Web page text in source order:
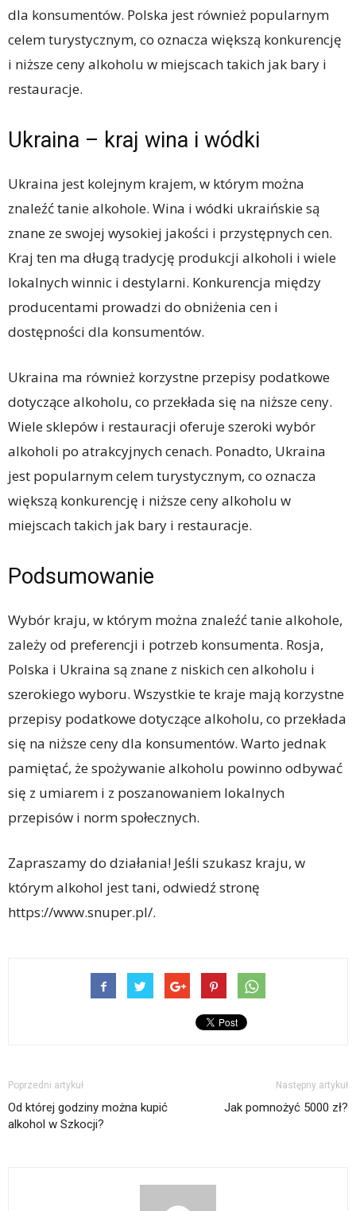
dla konsumentów. Polska jest również popularnym
celem turystycznym, co oznacza większą konkurencję
i niższe ceny alkoholu w miejscach takich jak bary i
restauracje.
Ukraina – kraj wina i wódki
Ukraina jest kolejnym krajem, w którym można
znaleźć tanie alkohole. Wina i wódki ukraińskie są
znane ze swojej wysokiej jakości i przystępnych cen.
Kraj ten ma długą tradycję produkcji alkoholi i wiele
lokalnych winnic i destylarni. Konkurencja między
producentami prowadzi do obniżenia cen i
dostępności dla konsumentów.
Ukraina ma również korzystne przepisy podatkowe
dotyczące alkoholu, co przekłada się na niższe ceny.
Wiele sklepów i restauracji oferuje szeroki wybór
alkoholi po atrakcyjnych cenach. Ponadto, Ukraina
jest popularnym celem turystycznym, co oznacza
większą konkurencję i niższe ceny alkoholu w
miejscach takich jak bary i restauracje.
Podsumowanie
Wybór kraju, w którym można znaleźć tanie alkohole,
zależy od preferencji i potrzeb konsumenta. Rosja,
Polska i Ukraina są znane z niskich cen alkoholu i
szerokiego wyboru. Wszystkie te kraje mają korzystne
przepisy podatkowe dotyczące alkoholu, co przekłada
się na niższe ceny dla konsumentów. Warto jednak
pamiętać, że spożywanie alkoholu powinno odbywać
się z umiarem i z poszanowaniem lokalnych
przepisów i norm społecznych.
Zapraszamy do działania! Jeśli szukasz kraju, w
którym alkohol jest tani, odwiedź stronę
https://www.snuper.pl/.
Poprzedni artykuł
Od której godziny można kupić
alkohol w Szkocji?
Następny artykuł
Jak pomnożyć 5000 zł?